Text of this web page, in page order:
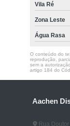
Vila Ré
Zona Leste
Água Rasa
O conteúdo do
reprodução,
sem a
artigo 184 do
Aachen
Rua